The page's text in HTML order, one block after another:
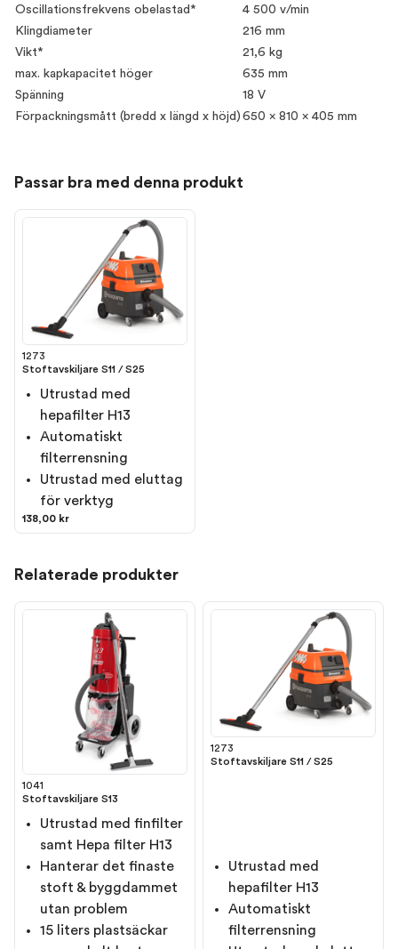
Oscillationsfrekvens obelastad*
4 500 v/min
Klingdiameter
216 mm
Vikt*
21,6 kg
max. kapkapacitet höger
635 mm
Spänning
18 V
Förpackningsmått (bredd x längd x höjd) 650 x 810 x 405 mm
Passar bra med denna produkt
1273
Stoftavskiljare S11 / S25
Utrustad med
hepafilter H13
Automatiskt
filterrensning
Utrustad med eluttag
för verktyg
138,00 kr
Relaterade produkter
1041
Stoftavskiljare S13
Utrustad med finfilter
samt Hepa filter H13
Hanterar det finaste
stoft & byggdammet
utan problem
15 liters plastsäckar
1273
Stoftavskiljare S11 / S25
Utrustad med
hepafilter H13
Automatiskt
filterrensning